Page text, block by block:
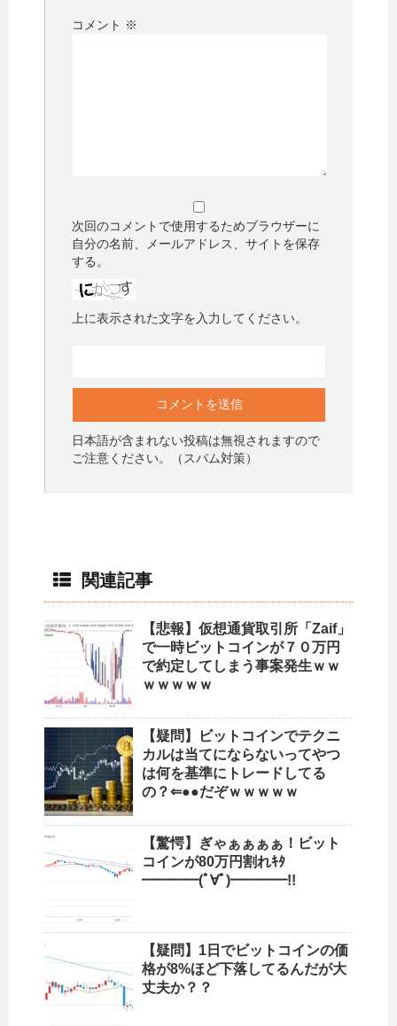
コメント ※
次回のコメントで使用するためブラウザーに
自分の名前、メールアドレス、サイトを保存
する。
上に表示された文字を入力してください。
日本語が含まれない投稿は無視されますので
ご注意ください。（スパム対策）
関連記事
【悲報】仮想通貨取引所「Zaif」
で一時ビットコインが７０万円
で約定してしまう事案発生ｗｗ
ｗｗｗｗｗ
【疑問】ビットコインでテクニ
カルは当てにならないってやつ
は何を基準にトレードしてる
の？⇐●●だぞｗｗｗｗｗ
【驚愕】ぎゃぁぁぁぁ！ビット
コインが80万円割れｷﾀ
━━━━(ﾟ∀ﾟ)━━━━!!
【疑問】1日でビットコインの価
格が8%ほど下落してるんだが大
丈夫か？？